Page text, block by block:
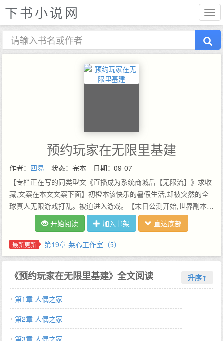
下书小说网
预约玩家在无限里基建
作者： 四易 状态：完本
日期：09-07
【专栏正在写的同类型文《直播成为系统商城后【无限流】》求收
藏,文案在本文文案下面】初橙本该快乐的暑假生活,却被突然的全
球真人无限游戏打乱。被迫进入游戏。【末日公测开始,世界副本随
机选人公测,在游戏中死亡现实不会真正死亡但是会受到+倍痛苦,痛
苦感觉累次增加,请勿把游戏当儿戏。】【游戏一旦开启不可中途退
出,祝你游戏愉快】【检测到你是唯一预约玩家,赠送豪华家园x1,积
上线,人类苦不堪言每天上完学上完班,累的不行不说,一大堆作业不
说,还得被拉入游戏,游戏就算了,死了还成倍痛,死了还要重新再来,
再来又死痛感又翻倍简直是折磨。就在这个时候他们看到了初橙的
直播,悠哉悠哉的过本,像是去度假。玩家：……
——————————专栏正在写的同类型文《直播成为系统商城
后【无限流】》文案（日更不坑,宝宝们放心收藏~）青乐游戏突然
开始阅读 加入书架 直达底部
最新更新 第19章 莱心工作室（5）
《预约玩家在无限里基建》全文阅读 升序↑
第1章 人偶之家
第2章 人偶之家
第3章 人偶之家